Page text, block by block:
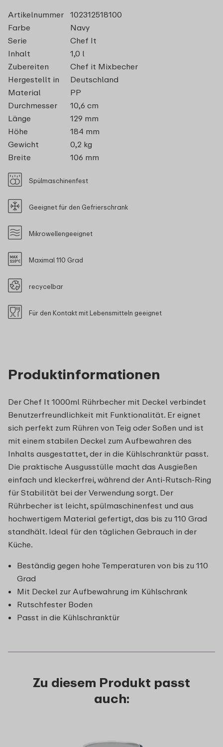
Produktinformationen
Der Chef It 1000ml Rührbecher mit Deckel verbindet
Benutzerfreundlichkeit mit Funktionalität. Er eignet
sich perfekt zum Rühren von Teig oder Soßen und ist
mit einem stabilen Deckel zum Aufbewahren des
Inhalts ausgestattet, der in die Kühlschranktür passt.
Die praktische Ausgusstülle macht das Ausgießen
einfach und kleckerfrei, während der Anti-Rutsch-Ring
für Stabilität bei der Verwendung sorgt. Der
Rührbecher ist leicht, spülmaschinenfest und aus
hochwertigem Material gefertigt, das bis zu 110 Grad
standhält. Ideal für den täglichen Gebrauch in der
Küche.
Beständig gegen hohe Temperaturen von bis zu 110
Grad
Mit Deckel zur Aufbewahrung im Kühlschrank
Rutschfester Boden
Passt in die Kühlschranktür
Artikelnummer
102312518100
Farbe
Navy
Serie
Chef It
Inhalt
1,0 l
Zubereiten
Chef it Mixbecher
Hergestellt in
Deutschland
Material
PP
Durchmesser
10,6 cm
Länge
129 mm
Höhe
184 mm
Gewicht
0,2 kg
Breite
106 mm
Spülmaschinenfest
Geeignet für den Gefrierschrank
Mikrowellengeeignet
Maximal 110 Grad
recycelbar
Für den Kontakt mit Lebensmitteln geeignet
Zu diesem Produkt passt
auch: